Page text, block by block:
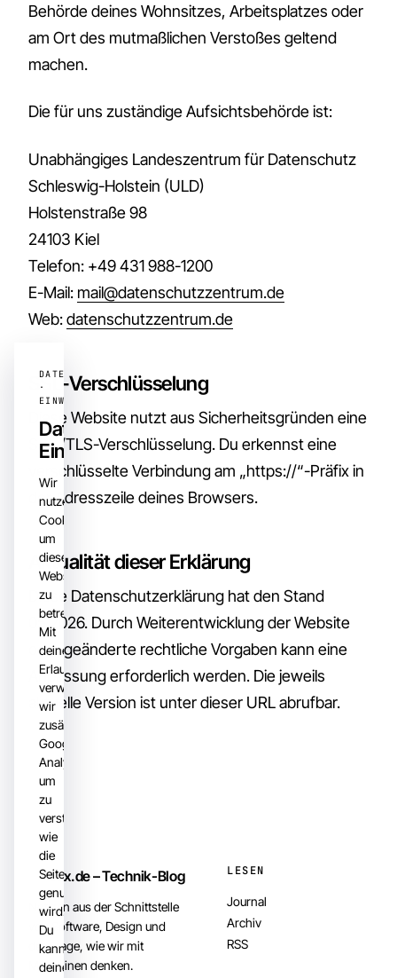
Behörde deines Wohnsitzes, Arbeitsplatzes oder
am Ort des mutmaßlichen Verstoßes geltend
machen.
Die für uns zuständige Aufsichtsbehörde ist:
Unabhängiges Landeszentrum für Datenschutz
Schleswig-Holstein (ULD)
Holstenstraße 98
24103 Kiel
Telefon: +49 431 988-1200
E-Mail: mail@datenschutzzentrum.de
Web:datenschutzzentrum.de
SSL-Verschlüsselung
Diese Website nutzt aus Sicherheitsgründen eine
SSL-/TLS-Verschlüsselung. Du erkennst eine
verschlüsselte Verbindung am „https://“-Präfix in
der Adresszeile deines Browsers.
Aktualität dieser Erklärung
Diese Datenschutzerklärung hat den Stand
05.2026. Durch Weiterentwicklung der Website
oder geänderte rechtliche Vorgaben kann eine
Anpassung erforderlich werden. Die jeweils
aktuelle Version ist unter dieser URL abrufbar.
82x.de – Technik-Blog
Notizen aus der Schnittstelle
von Software, Design und
der Frage, wie wir mit
Maschinen denken.
LESEN
Journal
Archiv
RSS
Datenschutz-
Einstellungen
Wir
nutzen
Cookies,
um
diese
Website
zu
betreiben.
Mit
deiner
Erlaubnis
verwenden
wir
zusätzlich
Google
Analytics,
um
zu
verstehen,
wie
die
Seite
genutzt
wird.
Du
kannst
deine